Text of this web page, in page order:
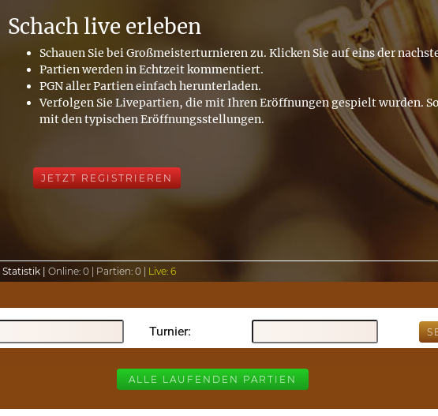
Schach live erleben
Schauen Sie bei Großmeisterturnieren zu. Klicken Sie auf eins der
Partien werden in Echtzeit kommentiert.
PGN aller Partien einfach herunterladen.
Verfolgen Sie Livepartien, die mit Ihren Eröffnungen gespielt wurden.
mit den typischen Eröffnungsstellungen.
JETZT REGISTRIEREN
Statistik | Online:0 | Partien:0 | Live:6
Turnier
ALLE LAUFENDEN PARTIEN